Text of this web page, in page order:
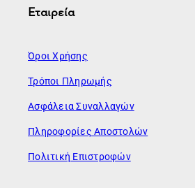
Εταιρεία
Όροι Χρήσης
Τρόποι Πληρωμής
Ασφάλεια Συναλλαγών
Πληροφορίες Αποστολών
Πολιτική Επιστροφών